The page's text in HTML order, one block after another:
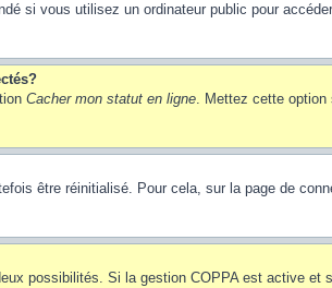
si vous utilisez un ordinateur public pour
Cacher mon statut en ligne. Mettez cette option
être réinitialisé. Pour cela, sur la page de
possibilités. Si la gestion COPPA est active